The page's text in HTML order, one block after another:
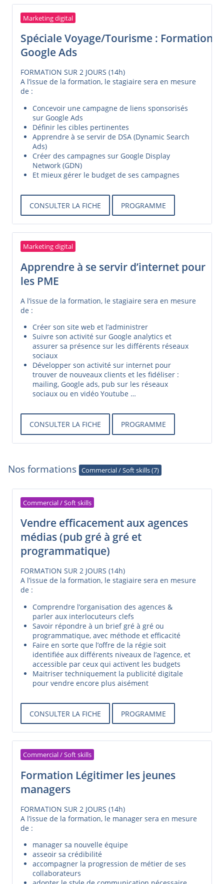
Nos formations Commercial / Soft skills (7)
Commercial / Soft skills
Vendre efficacement aux agences
médias (pub gré à gré et
programmatique)
FORMATION SUR 2 JOURS (14h)
A l’issue de la formation, le stagiaire sera en mesure
de :
Comprendre l’organisation des agences &
parler aux interlocuteurs clefs
Savoir répondre à un brief gré à gré ou
programmatique, avec méthode et efficacité
Faire en sorte que l’offre de la régie soit
identifiée aux différents niveaux de l’agence, et
accessible par ceux qui activent les budgets
Maitriser techniquement la publicité digitale
pour vendre encore plus aisément
CONSULTER LA FICHE PROGRAMME
Commercial / Soft skills
Formation Légitimer les jeunes
managers
FORMATION SUR 2 JOURS (14h)
A l’issue de la formation, le manager sera en mesure
de :
manager sa nouvelle équipe
asseoir sa crédibilité
accompagner la progression de métier de ses
collaborateurs
Marketing digital
Spéciale Voyage/Tourisme : Formation
Google Ads
FORMATION SUR 2 JOURS (14h)
A l’issue de la formation, le stagiaire sera en mesure
de :
Concevoir une campagne de liens sponsorisés
sur Google Ads
Définir les cibles pertinentes
Apprendre à se servir de DSA (Dynamic Search
Ads)
Créer des campagnes sur Google Display
Network (GDN)
Et mieux gérer le budget de ses campagnes
CONSULTER LA FICHE PROGRAMME
Marketing digital
Apprendre à se servir d’internet pour
les PME
A l’issue de la formation, le stagiaire sera en mesure
de :
Créer son site web et l’administrer
Suivre son activité sur Google analytics et
assurer sa présence sur les différents réseaux
sociaux
Développer son activité sur internet pour
trouver de nouveaux clients et les fidéliser :
mailing, Google ads, pub sur les réseaux
sociaux ou en vidéo Youtube …
CONSULTER LA FICHE PROGRAMME